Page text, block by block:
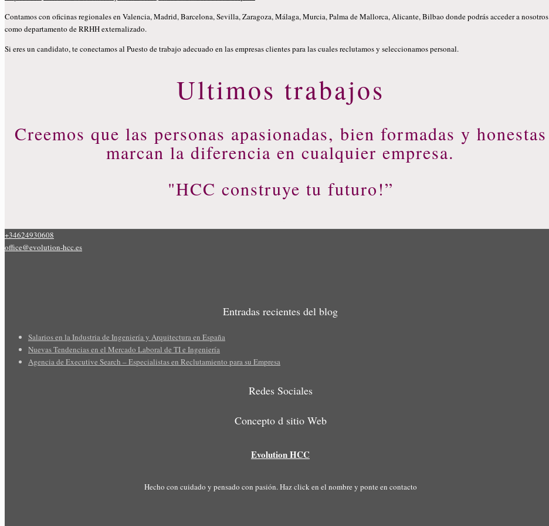
Contamos con oficinas regionales en Valencia, Madrid, Barcelona, Sevilla, Zaragoza, Málaga, Murcia, Palma de Mallorca, Alicante, Bilbao donde podrás acceder a nosotros
como departamento de RRHH externalizado.
Si eres un candidato, te conectamos al Puesto de trabajo adecuado en las empresas clientes para las cuales reclutamos y seleccionamos personal.
Ultimos trabajos
Creemos que las personas apasionadas, bien formadas y honestas
marcan la diferencia en cualquier empresa.
"HCC construye tu futuro!”
+34624930608
office@evolution-hcc.es
Entradas recientes del blog
Salarios en la Industria de Ingeniería y Arquitectura en España
Nuevas Tendencias en el Mercado Laboral de TI e Ingeniería
Agencia de Executive Search – Especialistas en Reclutamiento para su Empresa
Redes Sociales
Concepto d sitio Web
Evolution HCC
Hecho con cuidado y pensado con pasión. Haz click en el nombre y ponte en contacto